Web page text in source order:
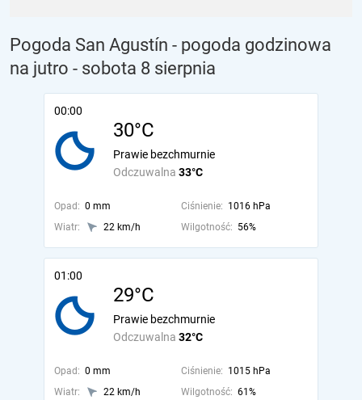
Pogoda San Agustín - pogoda godzinowa
na jutro - sobota 8 sierpnia
00:00
30°C
Odczuwalna 33°C
Prawie bezchmurnie
Opad: 0 mm Ciśnienie: 1016 hPa
Wiatr:
22 km/h Wilgotność: 56%
01:00
29°C
Odczuwalna 32°C
Prawie bezchmurnie
Opad: 0 mm Ciśnienie: 1015 hPa
Wiatr:
22 km/h Wilgotność: 61%